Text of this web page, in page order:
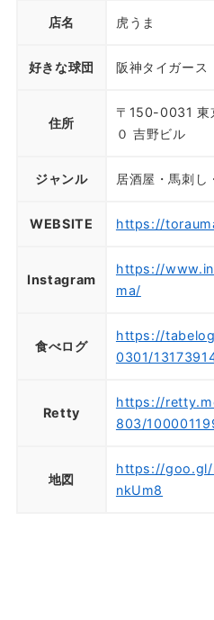
店名 虎うま
好きな球団 阪神タイガース
住所
〒150-0031 東
０ 吉野ビル
ジャンル 居酒屋・馬刺し
WEBSITE https://
Instagram
https://
ma/
食べログ
https://
0301/
Retty
https://
803/
地図
https://goo.gl/
nkUm8